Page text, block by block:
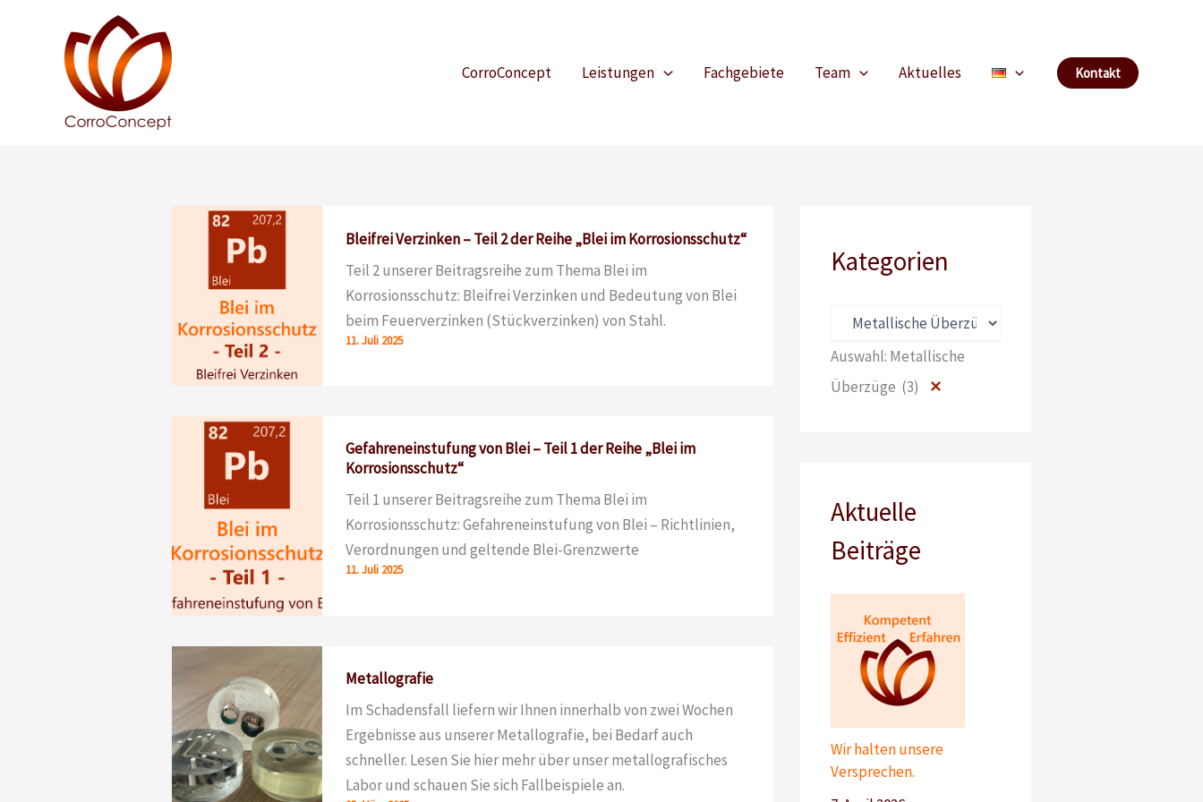
CorroConcept Leistungen Fachgebiete Team Aktuelles Kontakt
Bleifrei Verzinken – Teil 2 der Reihe „Blei im Korrosionsschutz“
Teil 2 unserer Beitragsreihe zum Thema Blei im
Korrosionsschutz: Bleifrei Verzinken und Bedeutung von Blei
beim Feuerverzinken (Stückverzinken) von Stahl.
11. Juli 2025
Gefahreneinstufung von Blei – Teil 1 der Reihe „Blei im
Korrosionsschutz“
Teil 1 unserer Beitragsreihe zum Thema Blei im
Korrosionsschutz: Gefahreneinstufung von Blei – Richtlinien,
Verordnungen und geltende Blei-Grenzwerte
11. Juli 2025
Metallografie
Im Schadensfall liefern wir Ihnen innerhalb von zwei Wochen
Ergebnisse aus unserer Metallografie, bei Bedarf auch
schneller. Lesen Sie hier mehr über unser metallografisches
Labor und schauen Sie sich Fallbeispiele an.
Kategorien
Auswahl: Metallische
Überzüge (3)
✕
Aktuelle
Beiträge
Wir halten unsere
Versprechen.